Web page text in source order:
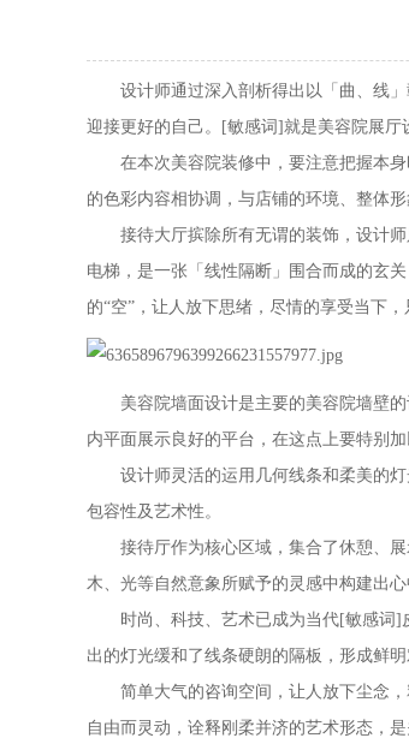
设计师通过深入剖析得出以「曲、线」
迎接更好的自己。[敏感词]就是美容院展厅
在本次美容院装修中，要注意把握本身
的色彩内容相协调，与店铺的环境、整体形
接待大厅摈除所有无谓的装饰，设计师
电梯，是一张「线性隔断」围合而成的玄
的“空” ，让人放下思绪，尽情的享受当下
美容院墙面设计是主要的美容院墙壁的
内平面展示良好的平台，在这点上要特别加
设计师灵活的运用几何线条和柔美的灯
包容性及艺术性。
接待厅作为核心区域，集合了休憩、展
木、光等自然意象所赋予的灵感中构建出心
时尚、科技、艺术已成为当代[敏感词]皮
出的灯光缓和了线条硬朗的隔板，形成鲜明
简单大气的咨询空间，让人放下尘念，
自由而灵动，诠释刚柔并济的艺术形态，